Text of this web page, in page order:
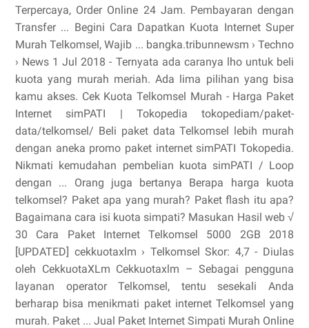
Terpercaya, Order Online 24 Jam. Pembayaran dengan
Transfer ... Begini Cara Dapatkan Kuota Internet Super
Murah Telkomsel, Wajib ... bangka.tribunnewsm › Techno
› News 1 Jul 2018 - Ternyata ada caranya lho untuk beli
kuota yang murah meriah. Ada lima pilihan yang bisa
kamu akses. Cek Kuota Telkomsel Murah - Harga Paket
Internet simPATI | Tokopedia tokopediam/paket-
data/telkomsel/ Beli paket data Telkomsel lebih murah
dengan aneka promo paket internet simPATI Tokopedia.
Nikmati kemudahan pembelian kuota simPATI / Loop
dengan ... Orang juga bertanya Berapa harga kuota
telkomsel? Paket apa yang murah? Paket flash itu apa?
Bagaimana cara isi kuota simpati? Masukan Hasil web √
30 Cara Paket Internet Telkomsel 5000 2GB 2018
[UPDATED] cekkuotaxlm › Telkomsel Skor: 4,7 - ‎Diulas
oleh CekkuotaXLm Cekkuotaxlm – Sebagai pengguna
layanan operator Telkomsel, tentu sesekali Anda
berharap bisa menikmati paket internet Telkomsel yang
murah. Paket ... Jual Paket Internet Simpati Murah Online